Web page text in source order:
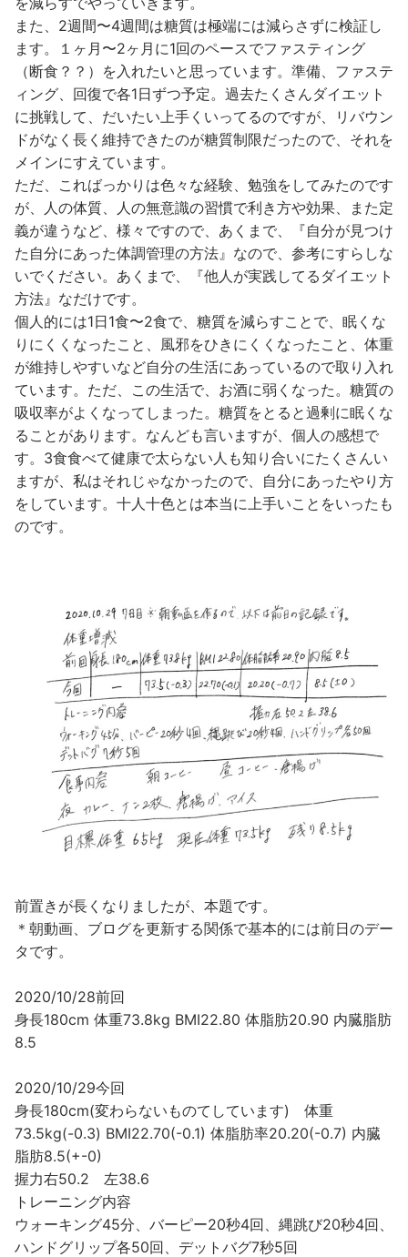
また、2週間〜4週間は糖質は極端には減らさずに検証し
ます。１ヶ月〜2ヶ月に1回のペースでファスティング
（断食？？）を入れたいと思っています。準備、ファステ
ィング、回復で各1日ずつ予定。過去たくさんダイエット
に挑戦して、だいたい上手くいってるのですが、リバウン
ドがなく長く維持できたのが糖質制限だったので、それを
メインにすえています。
ただ、こればっかりは色々な経験、勉強をしてみたのです
が、人の体質、人の無意識の習慣で利き方や効果、また定
義が違うなど、様々ですので、あくまで、『自分が見つけ
た自分にあった体調管理の方法』なので、参考にすらしな
いでください。あくまで、『他人が実践してるダイエット
方法』なだけです。
個人的には1日1食〜2食で、糖質を減らすことで、眠くな
りにくくなったこと、風邪をひきにくくなったこと、体重
が維持しやすいなど自分の生活にあっているので取り入れ
ています。ただ、この生活で、お酒に弱くなった。糖質の
吸収率がよくなってしまった。糖質をとると過剰に眠くな
ることがあります。なんども言いますが、個人の感想で
す。3食食べて健康で太らない人も知り合いにたくさんい
ますが、私はそれじゃなかったので、自分にあったやり方
をしています。十人十色とは本当に上手いことをいったも
のです。
前置きが長くなりましたが、本題です。
＊朝動画、ブログを更新する関係で基本的には前日のデー
タです。
2020/10/28前回
身長180cm 体重73.8kg BMI22.80 体脂肪20.90 内臓脂肪
8.5
2020/10/29今回
身長180cm(変わらないものてしています) 体重
73.5kg(-0.3) BMI22.70(-0.1) 体脂肪率20.20(-0.7) 内臓
脂肪8.5(+-0)
握力右50.2 左38.6
トレーニング内容
ウォーキング45分、バーピー20秒4回、縄跳び20秒4回、
ハンドグリップ各50回、デットバグ7秒5回